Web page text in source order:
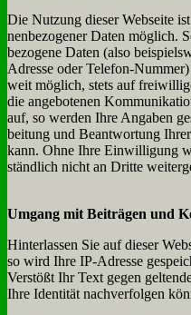
Die Nut­zung die­ser Web­sei­te
nen­be­zo­ge­ner Da­ten mög­lich.
be­zo­ge­ne Da­ten (al­so
Adres­se oder Te­le­fon-
weit mög­lich, stets auf
die an­ge­bo­te­nen
auf, so wer­den Ih­re An­ga­ben
bei­tung und Be­ant­wor­tung
kann. Oh­ne Ih­re Ein­wil­li­gung
ständ­lich nicht an Drit­te
Um­gang mit Bei­trä­gen und
Hin­ter­las­sen Sie auf die­ser
so wird Ih­re IP-Adres­se
Ver­stößt Ihr Text ge­gen
Ih­re Iden­ti­tät nach­ver­fol­gen